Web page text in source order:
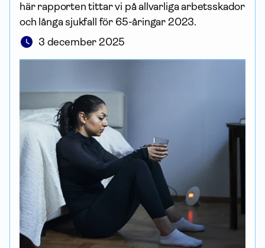
här rapporten tittar vi på allvarliga arbets­skador
och långa sjukfall för 65-åringar 2023.
3 december 2025